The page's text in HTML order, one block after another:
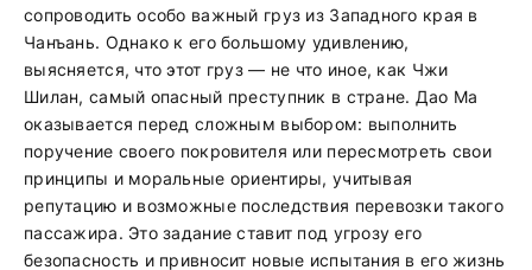
сопроводить особо важный груз из Западного края в
Чанъань. Однако к его большому удивлению,
выясняется, что этот груз — не что иное, как Чжи
Шилан, самый опасный преступник в стране. Дао Ма
оказывается перед сложным выбором: выполнить
поручение своего покровителя или пересмотреть свои
принципы и моральные ориентиры, учитывая
репутацию и возможные последствия перевозки такого
пассажира. Это задание ставит под угрозу его
безопасность и привносит новые испытания в его жизнь